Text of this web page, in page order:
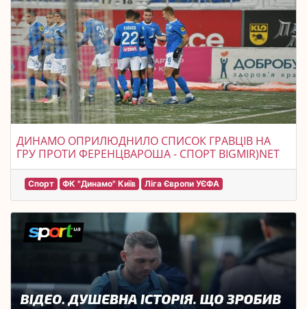
ДИНАМО ОПРИЛЮДНИЛО СПИСОК ГРАВЦІВ НА
ГРУ ПРОТИ ФЕРЕНЦВАРОША - СПОРТ BIGMIR)NET
Спорт ФК "Динамо" Київ Ліга Європи УЄФА